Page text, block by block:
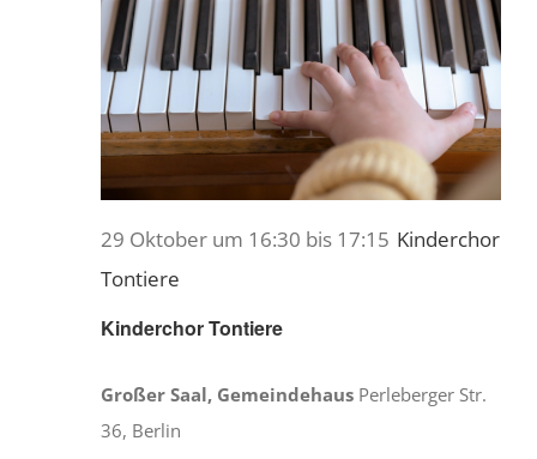
Kinderchor Tontiere
29 Oktober um 16:30 bis 17:15 Kinderchor
Tontiere
Großer Saal, Gemeindehaus Perleberger Str.
36, Berlin